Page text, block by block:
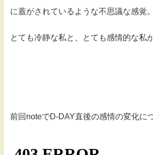
に蓋がされているような不思議な感覚。
とても冷静な私と、とても感情的な私
前回noteでD-DAY直後の感情の変化に